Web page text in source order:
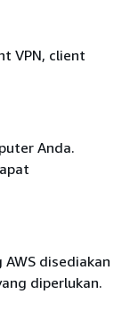
VPN, client
Anda.
disediakan
diperlukan.